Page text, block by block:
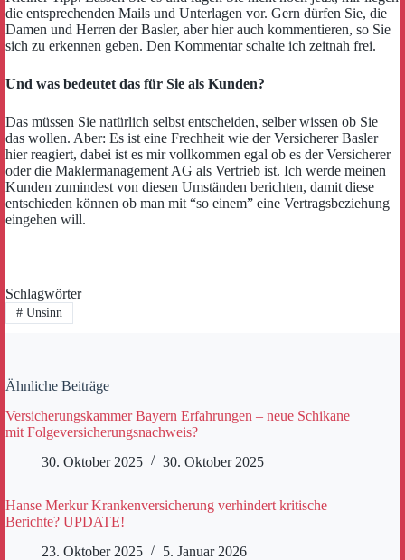
die entsprechenden Mails und Unterlagen vor. Gern dürfen Sie, die
Damen und Herren der Basler, aber hier auch kommentieren, so Sie
sich zu erkennen geben. Den Kommentar schalte ich zeitnah frei.
Und was bedeutet das für Sie als Kunden?
Das müssen Sie natürlich selbst entscheiden, selber wissen ob Sie
das wollen. Aber: Es ist eine Frechheit wie der Versicherer Basler
hier reagiert, dabei ist es mir vollkommen egal ob es der Versicherer
oder die Maklermanagement AG als Vertrieb ist. Ich werde meinen
Kunden zumindest von diesen Umständen berichten, damit diese
entschieden können ob man mit “so einem” eine Vertragsbeziehung
eingehen will.
Schlagwörter
#Unsinn
Ähnliche Beiträge
Versicherungskammer Bayern Erfahrungen – neue Schikane
mit Folgeversicherungsnachweis?
30. Oktober 2025
30. Oktober 2025
Hanse Merkur Krankenversicherung verhindert kritische
Berichte? UPDATE!
23. Oktober 2025
5. Januar 2026